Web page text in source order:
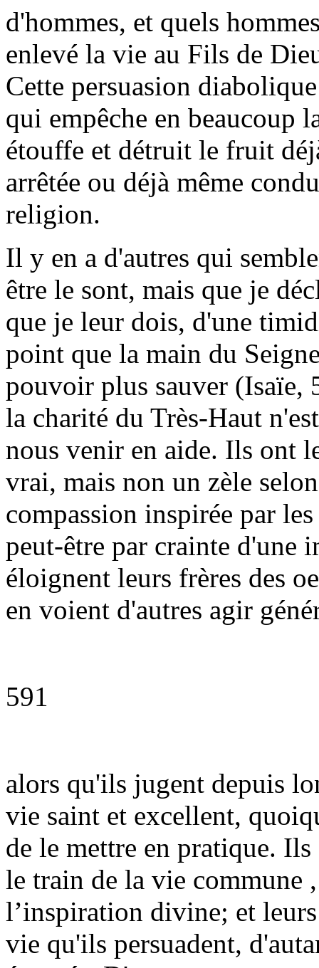
d'hommes, et quels
enlevé la vie au Fils de
Cette persuasion
qui empêche en beaucoup
étouffe et détruit le fruit
arrêtée ou déjà même
religion.
Il y en a d'autres qui
être le sont, mais que je
que je leur dois, d'une
point que la main du
pouvoir plus sauver (Isaïe,
la charité du Très-Haut
nous venir en aide. Ils ont
vrai, mais non un zèle
compassion inspirée par
peut-être par crainte d'une
éloignent leurs frères des
en voient d'autres agir
591
alors qu'ils jugent depuis
vie saint et excellent,
de le mettre en pratique.
le train de la vie commune
l’inspiration divine; et
vie qu'ils persuadent,